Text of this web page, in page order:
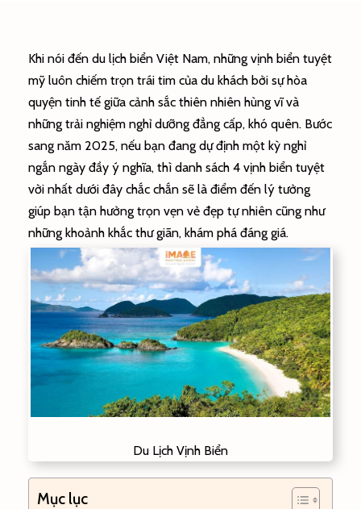
Khi nói đến du lịch biển Việt Nam, những vịnh biển tuyệt
mỹ luôn chiếm trọn trái tim của du khách bởi sự hòa
quyện tinh tế giữa cảnh sắc thiên nhiên hùng vĩ và
những trải nghiệm nghỉ dưỡng đẳng cấp, khó quên. Bước
sang năm 2025, nếu bạn đang dự định một kỳ nghỉ
ngắn ngày đầy ý nghĩa, thì danh sách 4 vịnh biển tuyệt
vời nhất dưới đây chắc chắn sẽ là điểm đến lý tưởng
giúp bạn tận hưởng trọn vẹn vẻ đẹp tự nhiên cũng như
những khoảnh khắc thư giãn, khám phá đáng giá.
Du Lịch Vịnh Biển
Mục lục